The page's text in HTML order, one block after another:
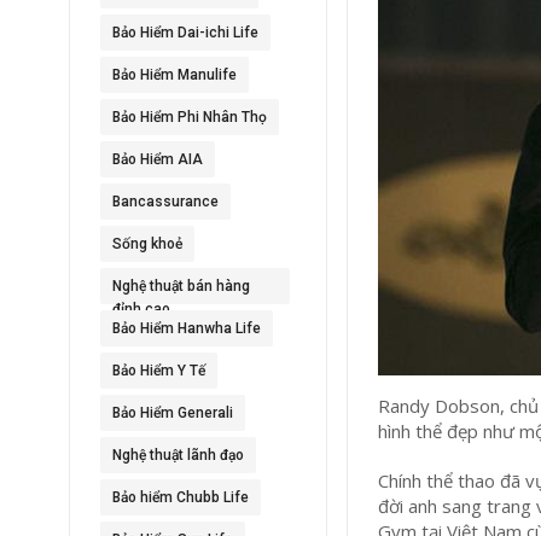
Bảo Hiểm Dai-ichi Life
Bảo Hiểm Manulife
Bảo Hiểm Phi Nhân Thọ
Bảo Hiểm AIA
Bancassurance
Sống khoẻ
Nghệ thuật bán hàng
đỉnh cao
Bảo Hiểm Hanwha Life
Bảo Hiểm Y Tế
Bảo Hiểm Generali
Nghệ thuật lãnh đạo
Bảo hiểm Chubb Life
Randy Dobson,
hình thể đẹp như
Chính thể thao đã
đời anh sang trang
Gym tại Việt Nam